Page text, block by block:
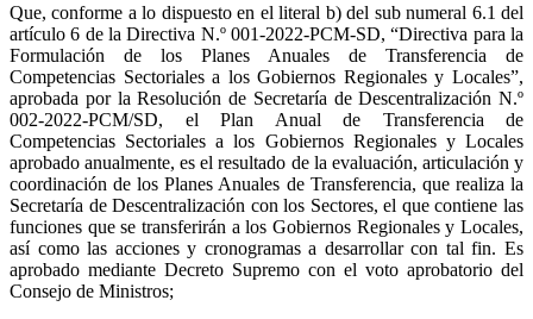
Que, conforme a lo dispuesto en el literal b) del sub numeral 6.1 del
artículo 6 de la Directiva N.º 001-2022-PCM-SD, “Directiva para la
Formulación de los Planes Anuales de Transferencia de
Competencias Sectoriales a los Gobiernos Regionales y Locales”,
aprobada por la Resolución de Secretaría de Descentralización N.º
002-2022-PCM/SD, el Plan Anual de Transferencia de
Competencias Sectoriales a los Gobiernos Regionales y Locales
aprobado anualmente, es el resultado de la evaluación, articulación y
coordinación de los Planes Anuales de Transferencia, que realiza la
Secretaría de Descentralización con los Sectores, el que contiene las
funciones que se transferirán a los Gobiernos Regionales y Locales,
así como las acciones y cronogramas a desarrollar con tal fin. Es
aprobado mediante Decreto Supremo con el voto aprobatorio del
Consejo de Ministros;